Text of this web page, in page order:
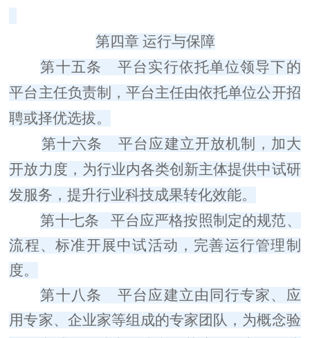
第四章 运行与保障
第十五条
平台实行依托单位领导下的
平台主任负责制，平台主任由依托单位公开招
聘或择优选拔。
第十六条
平台应建立开放机制，加大
开放力度，为行业内各类创新主体提供中试研
发服务，提升行业科技成果转化效能。
第十七条
平台应严格按照制定的规范、
流程、标准开展中试活动，完善运行管理制
度。
第十八条
平台应建立由同行专家、应
用专家、企业家等组成的专家团队，为概念验